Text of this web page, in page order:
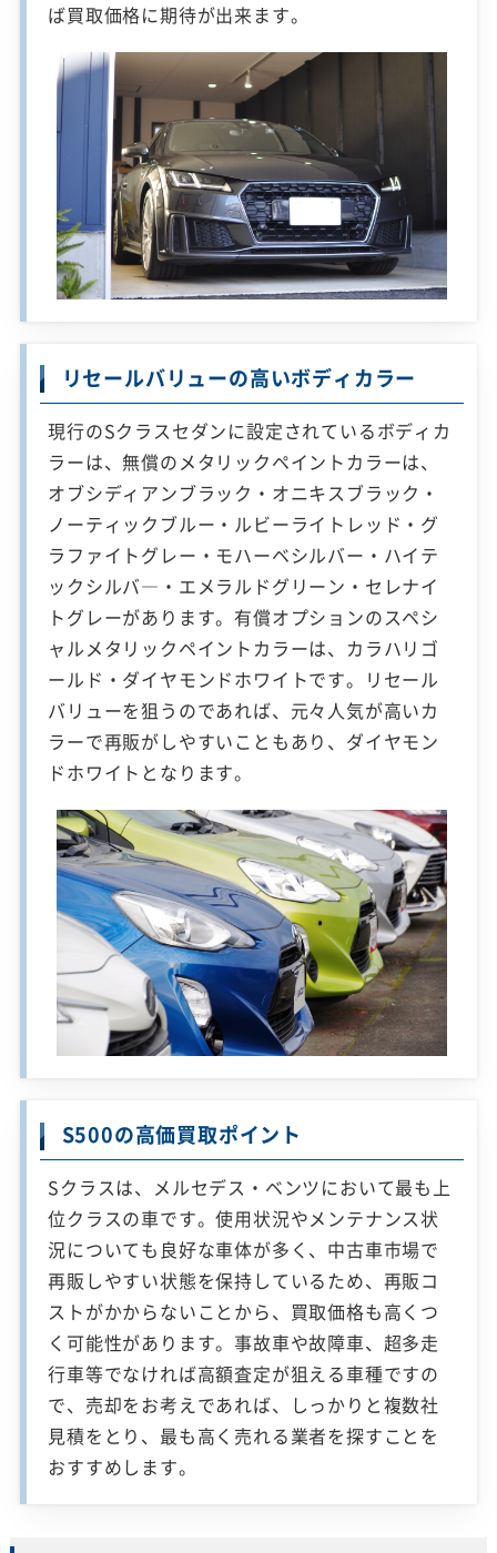
ば買取価格に期待が出来ます。
リセールバリューの高いボディカラー
現行のSクラスセダンに設定されているボディカ
ラーは、無償のメタリックペイントカラーは、
オブシディアンブラック・オニキスブラック・
ノーティックブルー・ルビーライトレッド・グ
ラファイトグレー・モハーベシルバー・ハイテ
ックシルバ―・エメラルドグリーン・セレナイ
トグレーがあります。有償オプションのスペシ
ャルメタリックペイントカラーは、カラハリゴ
ールド・ダイヤモンドホワイトです。リセール
バリューを狙うのであれば、元々人気が高いカ
ラーで再販がしやすいこともあり、ダイヤモン
ドホワイトとなります。
S500の高価買取ポイント
Sクラスは、メルセデス・ベンツにおいて最も上
位クラスの車です。使用状況やメンテナンス状
況についても良好な車体が多く、中古車市場で
再販しやすい状態を保持しているため、再販コ
ストがかからないことから、買取価格も高くつ
く可能性があります。事故車や故障車、超多走
行車等でなければ高額査定が狙える車種ですの
で、売却をお考えであれば、しっかりと複数社
見積をとり、最も高く売れる業者を探すことを
おすすめします。